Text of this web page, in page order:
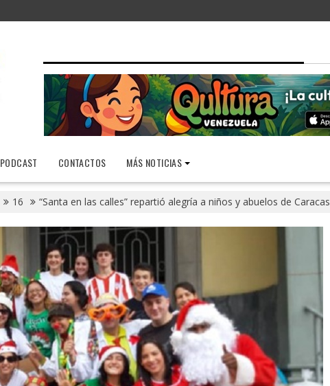
PODCAST CONTACTOS MÁS NOTICIAS
16 “Santa en las calles” repartió alegría a niños y abuelos de Caracas